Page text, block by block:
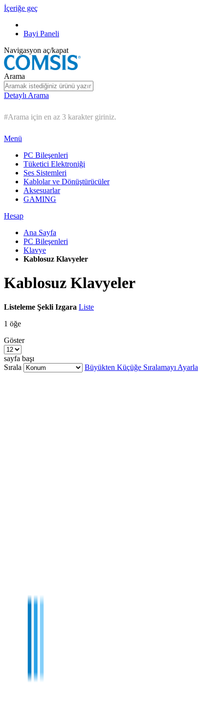
İçeriğe geç
Bayi Paneli
Navigasyon aç/kapat
Arama
Detaylı Arama
#Arama için en az 3 karakter giriniz.
Menü
PC Bileşenleri
Tüketici Elektroniği
Ses Sistemleri
Kablolar ve Dönüştürücüler
Aksesuarlar
GAMING
Hesap
Ana Sayfa
PC Bileşenleri
Klavye
Kablosuz Klavyeler
Kablosuz Klavyeler
Listeleme Şekli Izgara Liste
1 öğe
Göster
sayfa başı
Sırala
Büyükten Küçüğe Sıralamayı Ayarla